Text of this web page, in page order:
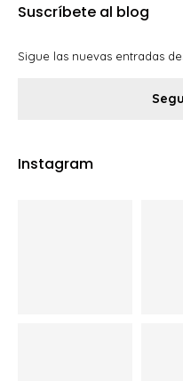
Suscríbete al blog
Sigue las nuevas entradas
Instagram